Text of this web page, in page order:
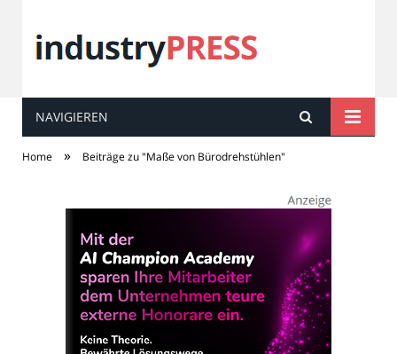
industryPRESS
NAVIGIEREN
Home » Beiträge zu "Maße von Bürodrehstühlen"